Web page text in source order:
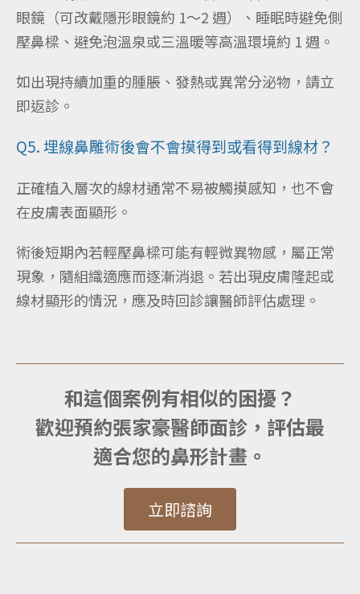
眼鏡（可改戴隱形眼鏡約 1～2 週）、睡眠時避免側
壓鼻樑、避免泡溫泉或三溫暖等高溫環境約 1 週。
如出現持續加重的腫脹、發熱或異常分泌物，請立
即返診。
Q5. 埋線鼻雕術後會不會摸得到或看得到線材？
正確植入層次的線材通常不易被觸摸感知，也不會
在皮膚表面顯形。
術後短期內若輕壓鼻樑可能有輕微異物感，屬正常
現象，隨組織適應而逐漸消退。若出現皮膚隆起或
線材顯形的情況，應及時回診讓醫師評估處理。
和這個案例有相似的困擾？
歡迎預約張家豪醫師面診，評估最
適合您的鼻形計畫。
立即諮詢